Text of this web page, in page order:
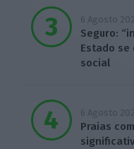
6 Agosto
Seguro:
Estado se
social
6 Agosto
Praias